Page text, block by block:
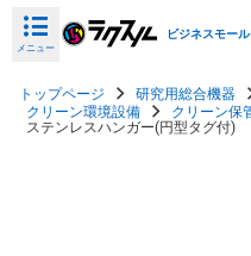
メニュー
ビジネスモール
トップページ 研究用総合機器
クリーン環境設備
クリーン保
ステンレスハンガー(円型タグ付)